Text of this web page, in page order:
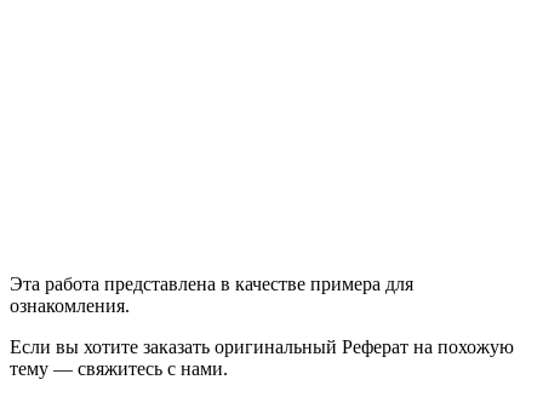
Эта работа представлена в качестве примера для
ознакомления.
Если вы хотите заказать оригинальный Реферат на похожую
тему — свяжитесь с нами.